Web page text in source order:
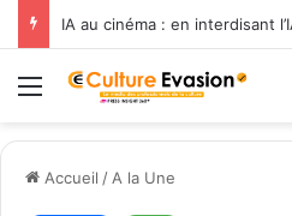
Menu
Accueil / A la Une